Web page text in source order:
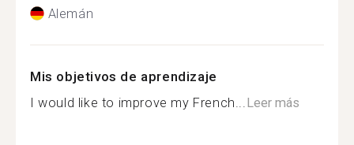
Alemán
Mis objetivos de aprendizaje
I would like to improve my French... Leer más